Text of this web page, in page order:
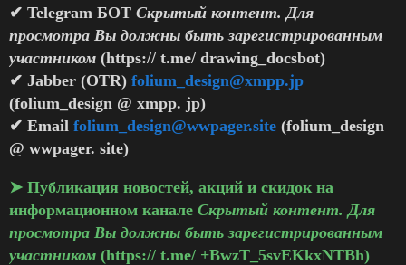
✔ Telegram БОТ Скрытый контент. Для
просмотра Вы должны быть зарегистрированным
участником (https:// t.me/ drawing_docsbot)
✔ Jabber (OTR) folium_design@xmpp.jp
(folium_design @ xmpp. jp)
✔ Email folium_design@wwpager.site (folium_design
@ wwpager. site)
➤ Публикация новостей, акций и скидок на
информационном канале Скрытый контент. Для
просмотра Вы должны быть зарегистрированным
участником (https:// t.me/ +BwzT_5svEKkxNTBh)